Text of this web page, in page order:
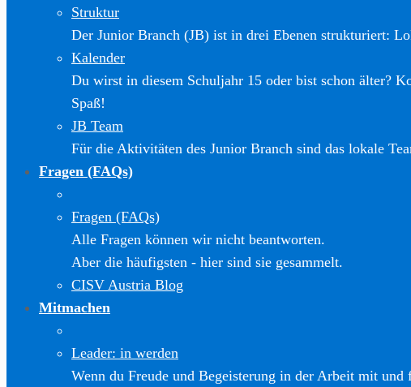
Struktur
Der Junior Branch (JB) ist in drei Ebenen strukturiert:
Kalender
Du wirst in diesem Schuljahr 15 oder bist schon älter?
Spaß!
JB Team
Für die Aktivitäten des Junior Branch sind das lokale
Fragen (FAQs)
Fragen (FAQs)
Alle Fragen können wir nicht beantworten.
Aber die häufigsten - hier sind sie gesammelt.
CISV Austria Blog
Mitmachen
Leader: in werden
Wenn du Freude und Begeisterung in der Arbeit mit